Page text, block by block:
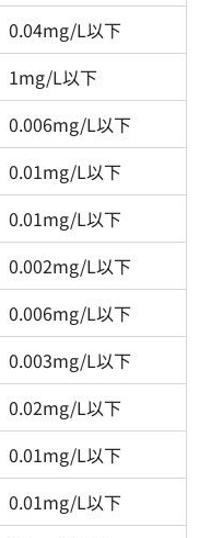
0.04mg/L以下
1mg/L以下
0.006mg/L以下
0.01mg/L以下
0.01mg/L以下
0.002mg/L以下
0.006mg/L以下
0.003mg/L以下
0.02mg/L以下
0.01mg/L以下
0.01mg/L以下